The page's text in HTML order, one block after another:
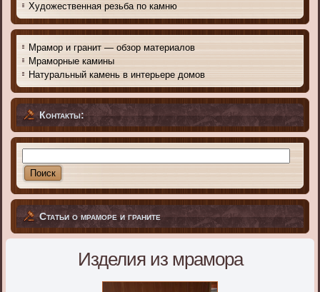
Художественная резьба по камню
Мрамор и гранит — обзор материалов
Мраморные камины
Натуральный камень в интерьере домов
Контакты:
Статьи о мраморе и граните
Изделия из мрамора